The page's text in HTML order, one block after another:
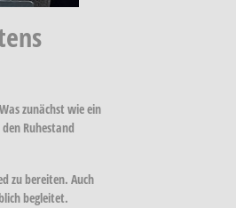
zunächst wie ein
Ruhestand
zu bereiten. Auch
begleitet.